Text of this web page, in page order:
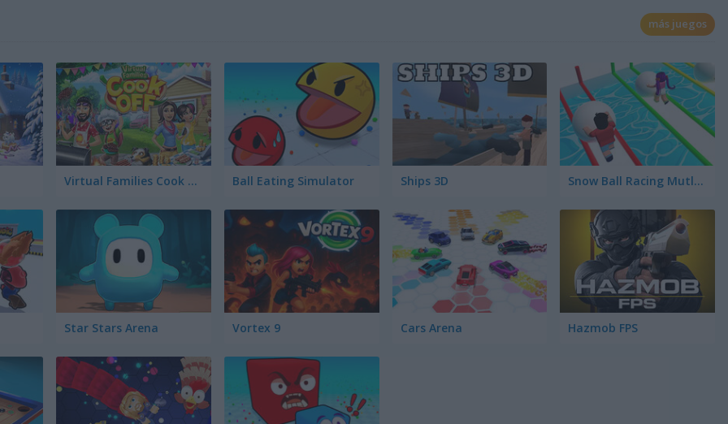
más juegos
Virtual Families Cook Off Ball Eating Simulator Ships 3D Snow Ball Racing Mutliplayer
Star Stars Arena Vortex 9 Cars Arena Hazmob FPS